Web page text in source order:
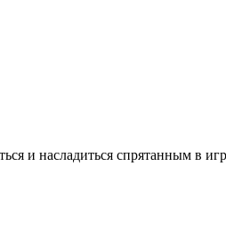
и насладиться спрятанным в